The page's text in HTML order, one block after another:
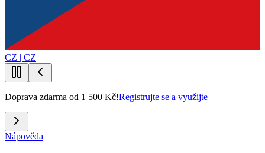
CZ | CZ
Doprava zdarma od 1 500 Kč!Registrujte se a využijte
Nápověda